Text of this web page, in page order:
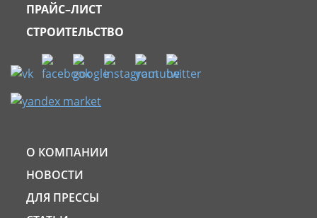
ПРАЙС–ЛИСТ
СТРОИТЕЛЬСТВО
О КОМПАНИИ
НОВОСТИ
ДЛЯ ПРЕССЫ